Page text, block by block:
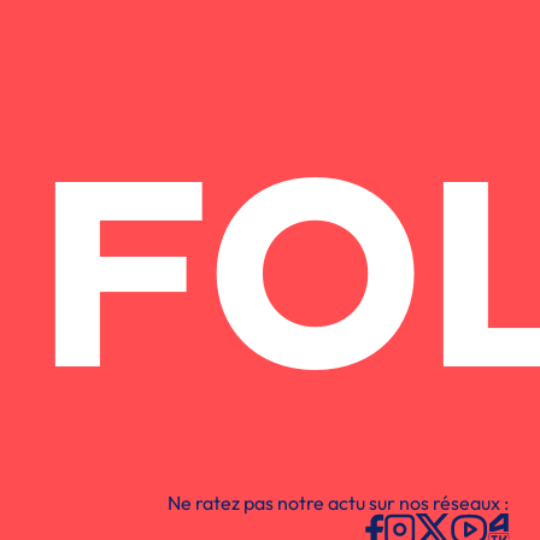
Ne ratez pas notre actu sur nos réseaux :